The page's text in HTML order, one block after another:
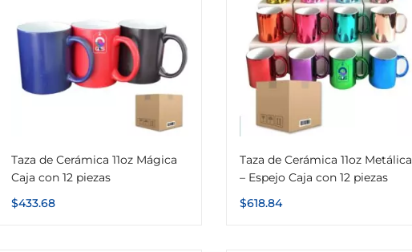
Taza de Cerámica 11oz Mágica
Caja con 12 piezas
$433.68
Taza de Cerámica 11oz Metálica
– Espejo Caja con 12 piezas
$618.84